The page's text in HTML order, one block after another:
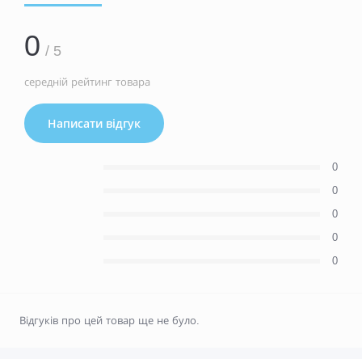
0 / 5
середній рейтинг товара
Написати відгук
0
0
0
0
0
Відгуків про цей товар ще не було.